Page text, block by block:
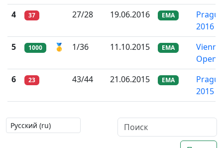
4
37 27/28 19.06.2016 EMA
2016
5
1000 🥇 1/36 11.10.2015 EMA
Open
6
23 43/44 21.06.2015 EMA
2015